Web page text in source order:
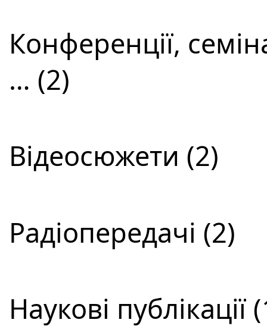
Конференції,
… (2)
Відеосюжети (2)
Радіопередачі (2)
Наукові публікації